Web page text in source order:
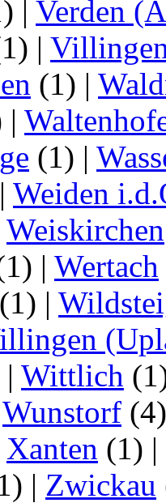
| Verden
|
(1) |
|
(1) |
| Weiden
Weiskirchen
| Wertach
(1) |
| Wittlich
Wunstorf
Xanten (1) |
| Zwickau